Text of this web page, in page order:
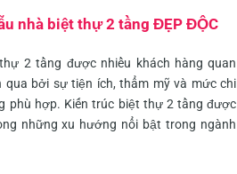
nhà biệt thự 2 tầng ĐẸP ĐỘC
2 tầng được nhiều khách hàng quan
bởi sự tiện ích, thẩm mỹ và mức chi
phù hợp. Kiến trúc biệt thự 2 tầng được
những xu hướng nổi bật trong ngành